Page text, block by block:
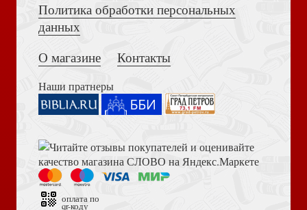
Беляев Л.А. Христианские древности: введение в
сравнительное изучение
Толкование на Апокалипсис (Тихоний Африканский)
е изд., перераб., и доп., синий бумвинил)
Политика обработки персональных
данных
О магазине
Контакты
Наши пратнеры
оплата по
qr-коду